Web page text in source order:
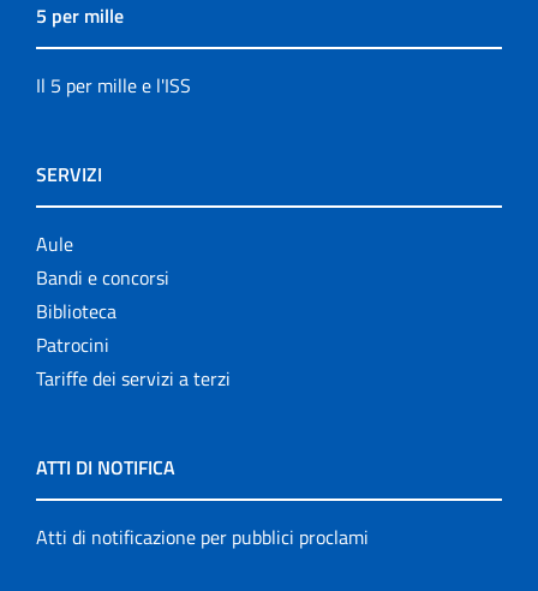
5 per mille
Il 5 per mille e l'ISS
SERVIZI
Aule
Bandi e concorsi
Biblioteca
Patrocini
Tariffe dei servizi a terzi
ATTI DI NOTIFICA
Atti di notificazione per pubblici proclami